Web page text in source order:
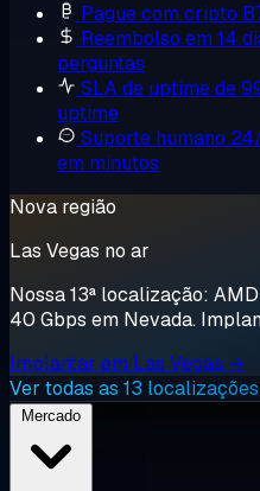
Pague com cripto
Reembolso em 14
perguntas
SLA de uptime de
uptime
Suporte humano
em minutos
Nova região
Las Vegas no ar
Nossa 13ª localização:
40 Gbps em Nevada.
Implantar em Las Vegas →
Ver todas as 13